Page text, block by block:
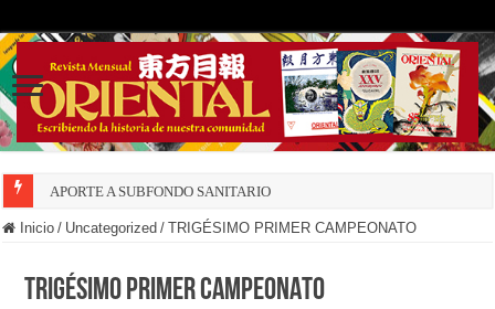
APORTE A SUBFONDO SANITARIO
Inicio / Uncategorized / TRIGÉSIMO PRIMER CAMPEONATO
TRIGÉSIMO PRIMER CAMPEONATO